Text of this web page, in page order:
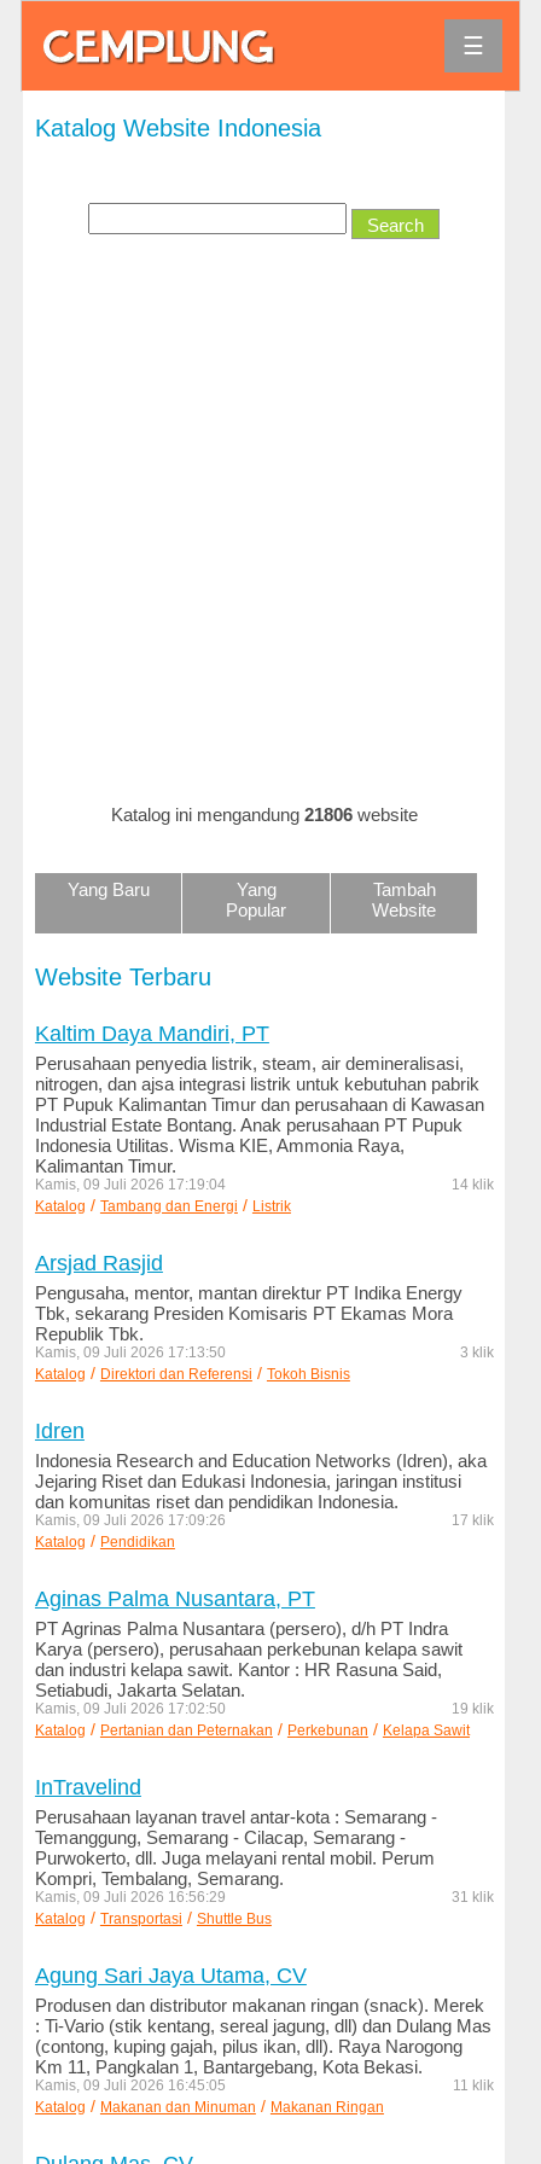
Agama
Keuangan
dan
Keluarga
Hidup
dan
Kencan
Kesehatan
dan
Kecantikan
Komputer
Internet
Konstruksi
dan
Engineering
Mesin
LSM
dan
Ornop
Makanan
dan
Minuman
Media
dan
Penerbitan
Media
Online
Militer
dan
Sekuriti
dan
Motor
Mode
dan
Busana
☰
Katalog Website Indonesia
Katalog ini mengandung 21806website
Yang Baru
Yang
Popular
Tambah
Website
Website Terbaru
Kaltim Daya Mandiri, PT
Perusahaan penyedia listrik, steam, air demineralisasi,
nitrogen, dan ajsa integrasi listrik untuk kebutuhan pabrik
PT Pupuk Kalimantan Timur dan perusahaan di Kawasan
Industrial Estate Bontang. Anak perusahaan PT Pupuk
Indonesia Utilitas. Wisma KIE, Ammonia Raya,
Kalimantan Timur.
Kamis, 09 Juli 2026 17:19:04
14 klik
Katalog / Tambang dan Energi / Listrik
Arsjad Rasjid
Pengusaha, mentor, mantan direktur PT Indika Energy
Tbk, sekarang Presiden Komisaris PT Ekamas Mora
Republik Tbk.
Kamis, 09 Juli 2026 17:13:50
3 klik
Katalog / Direktori dan Referensi / Tokoh Bisnis
Idren
Indonesia Research and Education Networks (Idren), aka
Jejaring Riset dan Edukasi Indonesia, jaringan institusi
dan komunitas riset dan pendidikan Indonesia.
Kamis, 09 Juli 2026 17:09:26
17 klik
Katalog / Pendidikan
Aginas Palma Nusantara, PT
PT Agrinas Palma Nusantara (persero), d/h PT Indra
Karya (persero), perusahaan perkebunan kelapa sawit
dan industri kelapa sawit. Kantor : HR Rasuna Said,
Setiabudi, Jakarta Selatan.
Kamis, 09 Juli 2026 17:02:50
19 klik
Katalog / Pertanian dan Peternakan / Perkebunan / Kelapa Sawit
InTravelind
Perusahaan layanan travel antar-kota : Semarang -
Temanggung, Semarang - Cilacap, Semarang -
Purwokerto, dll. Juga melayani rental mobil. Perum
Kompri, Tembalang, Semarang.
Kamis, 09 Juli 2026 16:56:29
31 klik
Katalog / Transportasi / Shuttle Bus
Agung Sari Jaya Utama, CV
Produsen dan distributor makanan ringan (snack). Merek
: Ti-Vario (stik kentang, sereal jagung, dll) dan Dulang Mas
(contong, kuping gajah, pilus ikan, dll). Raya Narogong
Km 11, Pangkalan 1, Bantargebang, Kota Bekasi.
Kamis, 09 Juli 2026 16:45:05
11 klik
Katalog / Makanan dan Minuman / Makanan Ringan